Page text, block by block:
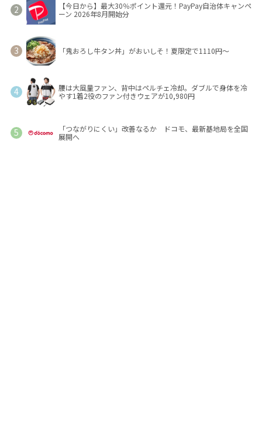
【今日から】最大30％ポイント還元！PayPay自治体キャンペ
ーン 2026年8月開始分
「鬼おろし牛タン丼」がおいしそ！夏限定で1110円～
腰は大風量ファン、背中はペルチェ冷却。ダブルで身体を冷
やす1着2役のファン付きウェアが10,980円
「つながりにくい」改善なるか ドコモ、最新基地局を全国
展開へ